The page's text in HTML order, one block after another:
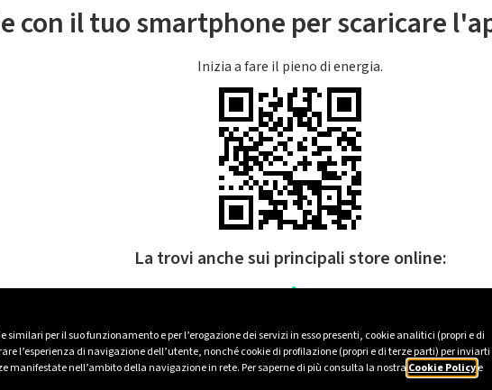
similari per il suo funzionamento e per l’erogazione dei servizi in esso presenti, cookie analitici (propri e di
l’esperienza di navigazione dell’utente, nonché cookie di profilazione (propri e di terze parti) per inviarti
manifestate nell’ambito della navigazione in rete. Per saperne di più consulta la nostra Cookie Policye
con il tuo smartphone per scaricare
Inizia a fare il pieno di energia.
La trovi anche sui principali store online: